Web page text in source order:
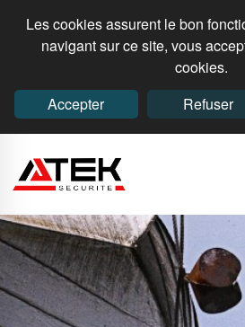
Les cookies assurent le bon
navigant sur ce site, vous
cookies.
Accepter
Refuser